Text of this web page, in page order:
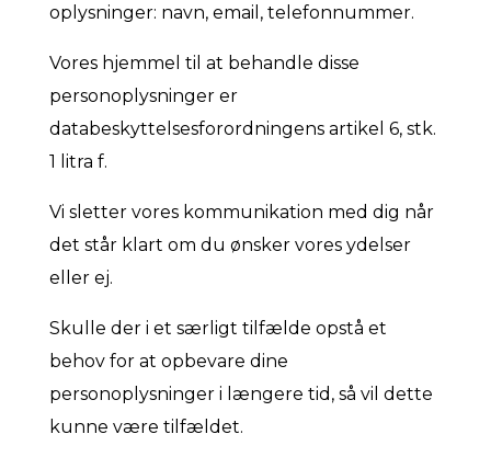
oplysninger: navn, email, telefonnummer.
Vores hjemmel til at behandle disse
personoplysninger er
databeskyttelsesforordningens artikel 6, stk.
1 litra f.
Vi sletter vores kommunikation med dig når
det står klart om du ønsker vores ydelser
eller ej.
Skulle der i et særligt tilfælde opstå et
behov for at opbevare dine
personoplysninger i længere tid, så vil dette
kunne være tilfældet.